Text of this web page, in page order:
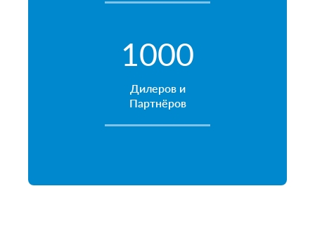
1000
Дилеров и
Партнёров